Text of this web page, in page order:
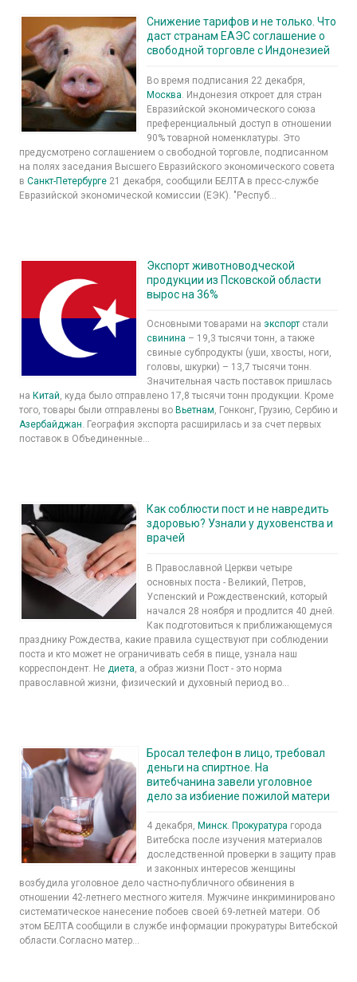
Снижение тарифов и не только. Что
даст странам ЕАЭС соглашение о
свободной торговле с Индонезией
Во время подписания 22 декабря,
Москва. Индонезия откроет для стран
Евразийской экономического союза
преференциальный доступ в отношении
90% товарной номенклатуры. Это
предусмотрено соглашением о свободной торговле, подписанном
на полях заседания Высшего Евразийского экономического совета
в Санкт-Петербурге 21 декабря, сообщили БЕЛТА в пресс-службе
Евразийской экономической комиссии (ЕЭК). "Респуб...
Экспорт животноводческой
продукции из Псковской области
вырос на 36%
Основными товарами на экспорт стали
свинина – 19,3 тысячи тонн, а также
свиные субпродукты (уши, хвосты, ноги,
головы, шкурки) – 13,7 тысячи тонн.
Значительная часть поставок пришлась
на Китай, куда было отправлено 17,8 тысячи тонн продукции. Кроме
того, товары были отправлены во Вьетнам, Гонконг, Грузию, Сербию и
Азербайджан. География экспорта расширилась и за счет первых
поставок в Объединенные...
Как соблюсти пост и не навредить
здоровью? Узнали у духовенства и
врачей
В Православной Церкви четыре
основных поста - Великий, Петров,
Успенский и Рождественский, который
начался 28 ноября и продлится 40 дней.
Как подготовиться к приближающемуся
празднику Рождества, какие правила существуют при соблюдении
поста и кто может не ограничивать себя в пище, узнала наш
корреспондент. Не диета, а образ жизни Пост - это норма
православной жизни, физический и духовный период во...
Бросал телефон в лицо, требовал
деньги на спиртное. На
витебчанина завели уголовное
дело за избиение пожилой матери
4 декабря, Минск. Прокуратура города
Витебска после изучения материалов
доследственной проверки в защиту прав
и законных интересов женщины
возбудила уголовное дело частно-публичного обвинения в
отношении 42-летнего местного жителя. Мужчине инкриминировано
систематическое нанесение побоев своей 69-летней матери. Об
этом БЕЛТА сообщили в службе информации прокуратуры Витебской
области.Согласно матер...